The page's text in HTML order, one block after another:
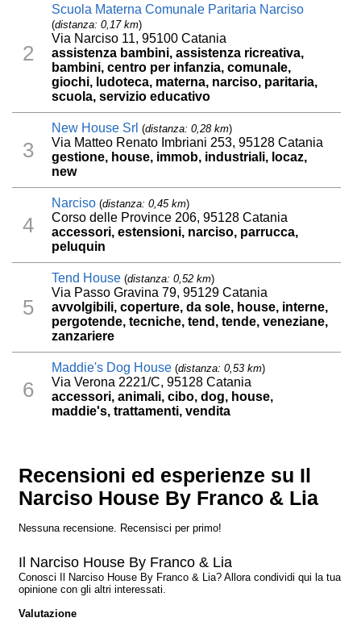
2
Scuola Materna Comunale Paritaria Narciso
(distanza: 0,17 km)
Via Narciso 11, 95100 Catania
assistenza bambini, assistenza ricreativa,
bambini, centro per infanzia, comunale,
giochi, ludoteca, materna, narciso, paritaria,
scuola, servizio educativo
3
New House Srl (distanza: 0,28 km)
Via Matteo Renato Imbriani 253, 95128 Catania
gestione, house, immob, industriali, locaz,
new
4
Narciso (distanza: 0,45 km)
Corso delle Province 206, 95128 Catania
accessori, estensioni, narciso, parrucca,
peluquin
5
Tend House (distanza: 0,52 km)
Via Passo Gravina 79, 95129 Catania
avvolgibili, coperture, da sole, house, interne,
pergotende, tecniche, tend, tende, veneziane,
zanzariere
6
Maddie's Dog House (distanza: 0,53 km)
Via Verona 2221/C, 95128 Catania
accessori, animali, cibo, dog, house,
maddie's, trattamenti, vendita
Recensioni ed esperienze su Il
Narciso House By Franco & Lia
Nessuna recensione. Recensisci per primo!
Il Narciso House By Franco & Lia
Conosci Il Narciso House By Franco & Lia? Allora condividi qui la tua
opinione con gli altri interessati.
Valutazione